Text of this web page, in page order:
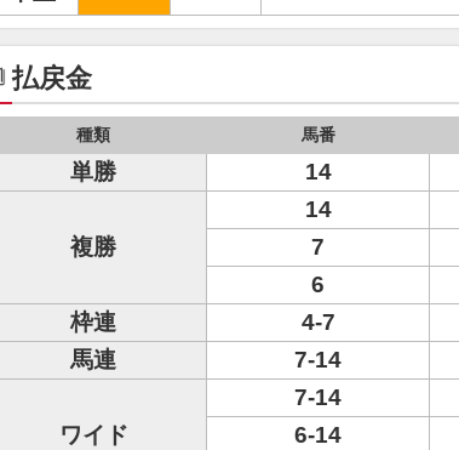
払戻金
種類 馬番
単勝 14
複勝
14
7
6
枠連
4-7
馬連
7-14
ワイド
7-14
6-14